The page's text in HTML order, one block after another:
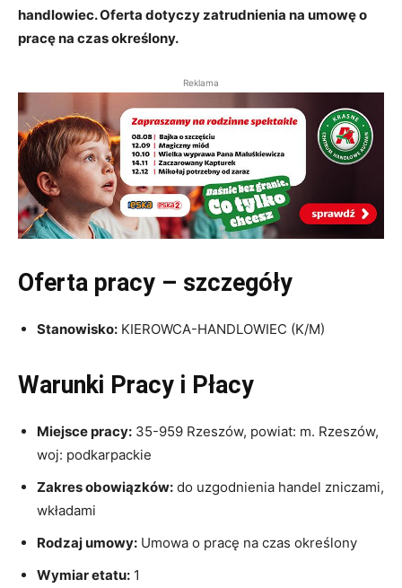
handlowiec. Oferta dotyczy zatrudnienia na umowę o
pracę na czas określony.
Reklama
Oferta pracy – szczegóły
Stanowisko: KIEROWCA-HANDLOWIEC (K/M)
Warunki Pracy i Płacy
Miejsce pracy: 35-959 Rzeszów, powiat: m. Rzeszów,
woj: podkarpackie
Zakres obowiązków: do uzgodnienia handel zniczami,
wkładami
Rodzaj umowy: Umowa o pracę na czas określony
Wymiar etatu: 1